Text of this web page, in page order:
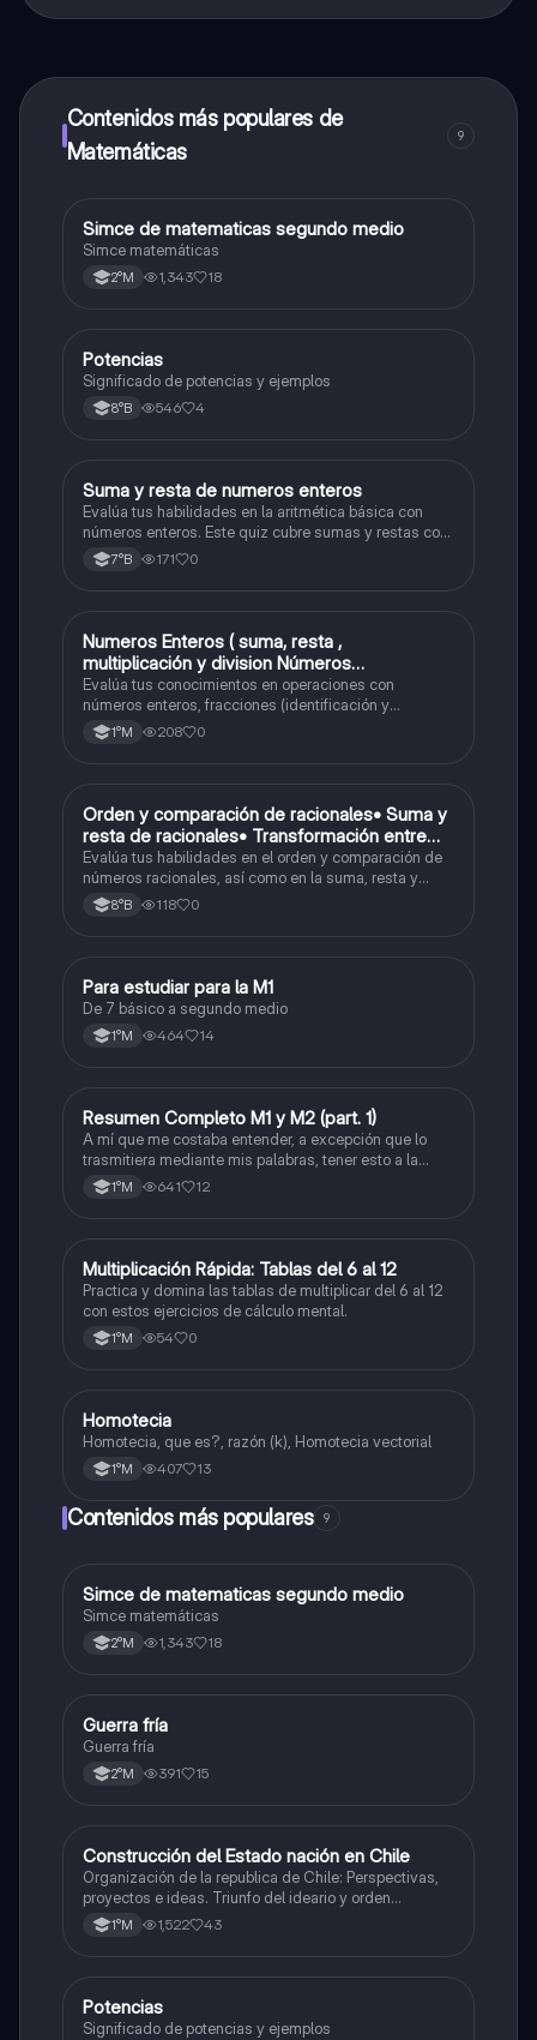
a determinadas funciones.
Contenidos más populares de
Matemáticas
9
Matemáticas
Simce de matematicas segundo medio
Simce matemáticas
2°M 1,343 18
Matemáticas
Potencias
Significado de potencias y ejemplos
8°B 546 4
SMatemáticas
Suma y resta de numeros enteros
Evalúa tus habilidades en la aritmética básica con
números enteros. Este quiz cubre sumas y restas con
números positivos y negativos.
7°B 171 0
Matemáticas
Numeros Enteros ( suma, resta ,
multiplicación y division Números
Fraccionarios si es Propia o Impropia o mixto
( suma , resta , multiplicación y división)
Porcentaje ( fracción, porcentual y decimal).
Evalúa tus conocimientos en operaciones con
números enteros, fracciones (identificación y
operaciones) y conversiones de porcentajes (fracción,
decimal y viceversa).
1°M 208 0
OMatemáticas
Orden y comparación de racionales• Suma y
resta de racionales• Transformación entre
decimales y fracciones
Evalúa tus habilidades en el orden y comparación de
números racionales, así como en la suma, resta y
conversión entre decimales y fracciones.
8°B 118 0
Matemáticas
Para estudiar para la M1
De 7 básico a segundo medio
1°M 464 14
Matemáticas
Resumen Completo M1 y M2 (part. 1)
A mí que me costaba entender, a excepción que lo
trasmitiera mediante mis palabras, tener esto a la
mano me sirvió caleta, ojalá también les pueda servir
a otros
1°M 641 12
MMatemáticas
Multiplicación Rápida: Tablas del 6 al 12
Practica y domina las tablas de multiplicar del 6 al 12
con estos ejercicios de cálculo mental.
1°M 54 0
Matemáticas
Homotecia
Homotecia, que es?, razón (k), Homotecia vectorial
1°M 407 13
Contenidos más populares 9
Matemáticas
Simce de matematicas segundo medio
Simce matemáticas
2°M 1,343 18
Historia
Guerra fría
Guerra fría
2°M 391 15
Historia
Construcción del Estado nación en Chile
Organización de la republica de Chile: Perspectivas,
proyectos e ideas. Triunfo del ideario y orden
conservador. Constitución de 1833. "Era Portaliana"
1°M 1,522 43
Matemáticas
Potencias
Significado de potencias y ejemplos